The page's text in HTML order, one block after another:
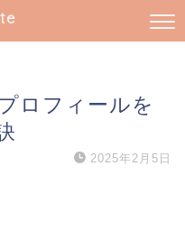
ロフィールを
2025年2月5日